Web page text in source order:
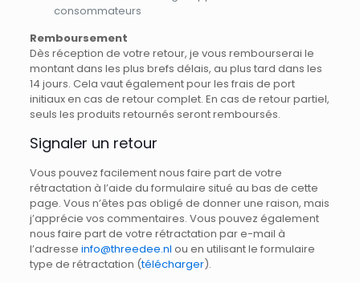
consommateurs
Remboursement
Dès réception de votre retour, je vous rembourserai le
montant dans les plus brefs délais, au plus tard dans les
14 jours. Cela vaut également pour les frais de port
initiaux en cas de retour complet. En cas de retour partiel,
seuls les produits retournés seront remboursés.
Signaler un retour
Vous pouvez facilement nous faire part de votre
rétractation à l’aide du formulaire situé au bas de cette
page. Vous n’êtes pas obligé de donner une raison, mais
j’apprécie vos commentaires. Vous pouvez également
nous faire part de votre rétractation par e-mail à
l’adresse info@threedee.nl ou en utilisant le formulaire
type de rétractation (télécharger).